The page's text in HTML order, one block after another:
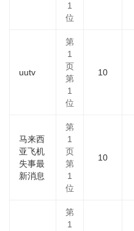
1
位
uutv
第
1
页
第
1
位
10
马来西
亚飞机
失事最
新消息
第
1
页
第
1
位
10
第
1